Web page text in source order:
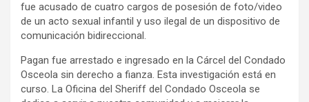
fue acusado de cuatro cargos de posesión de foto/video
de un acto sexual infantil y uso ilegal de un dispositivo de
comunicación bidireccional.
Pagan fue arrestado e ingresado en la Cárcel del Condado
Osceola sin derecho a fianza. Esta investigación está en
curso. La Oficina del Sheriff del Condado Osceola se